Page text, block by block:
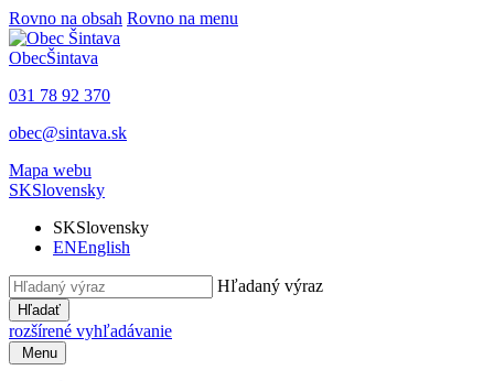
Rovno na obsah Rovno na menu
ObecŠintava
031 78 92 370
obec@sintava.sk
Mapa webu
SKSlovensky
SKSlovensky
ENEnglish
Hľadaný výraz
Hľadať
rozšírené vyhľadávanie
Menu